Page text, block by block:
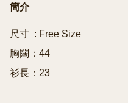
簡介
尺寸  : Free Size
胸闊：44
衫長：23